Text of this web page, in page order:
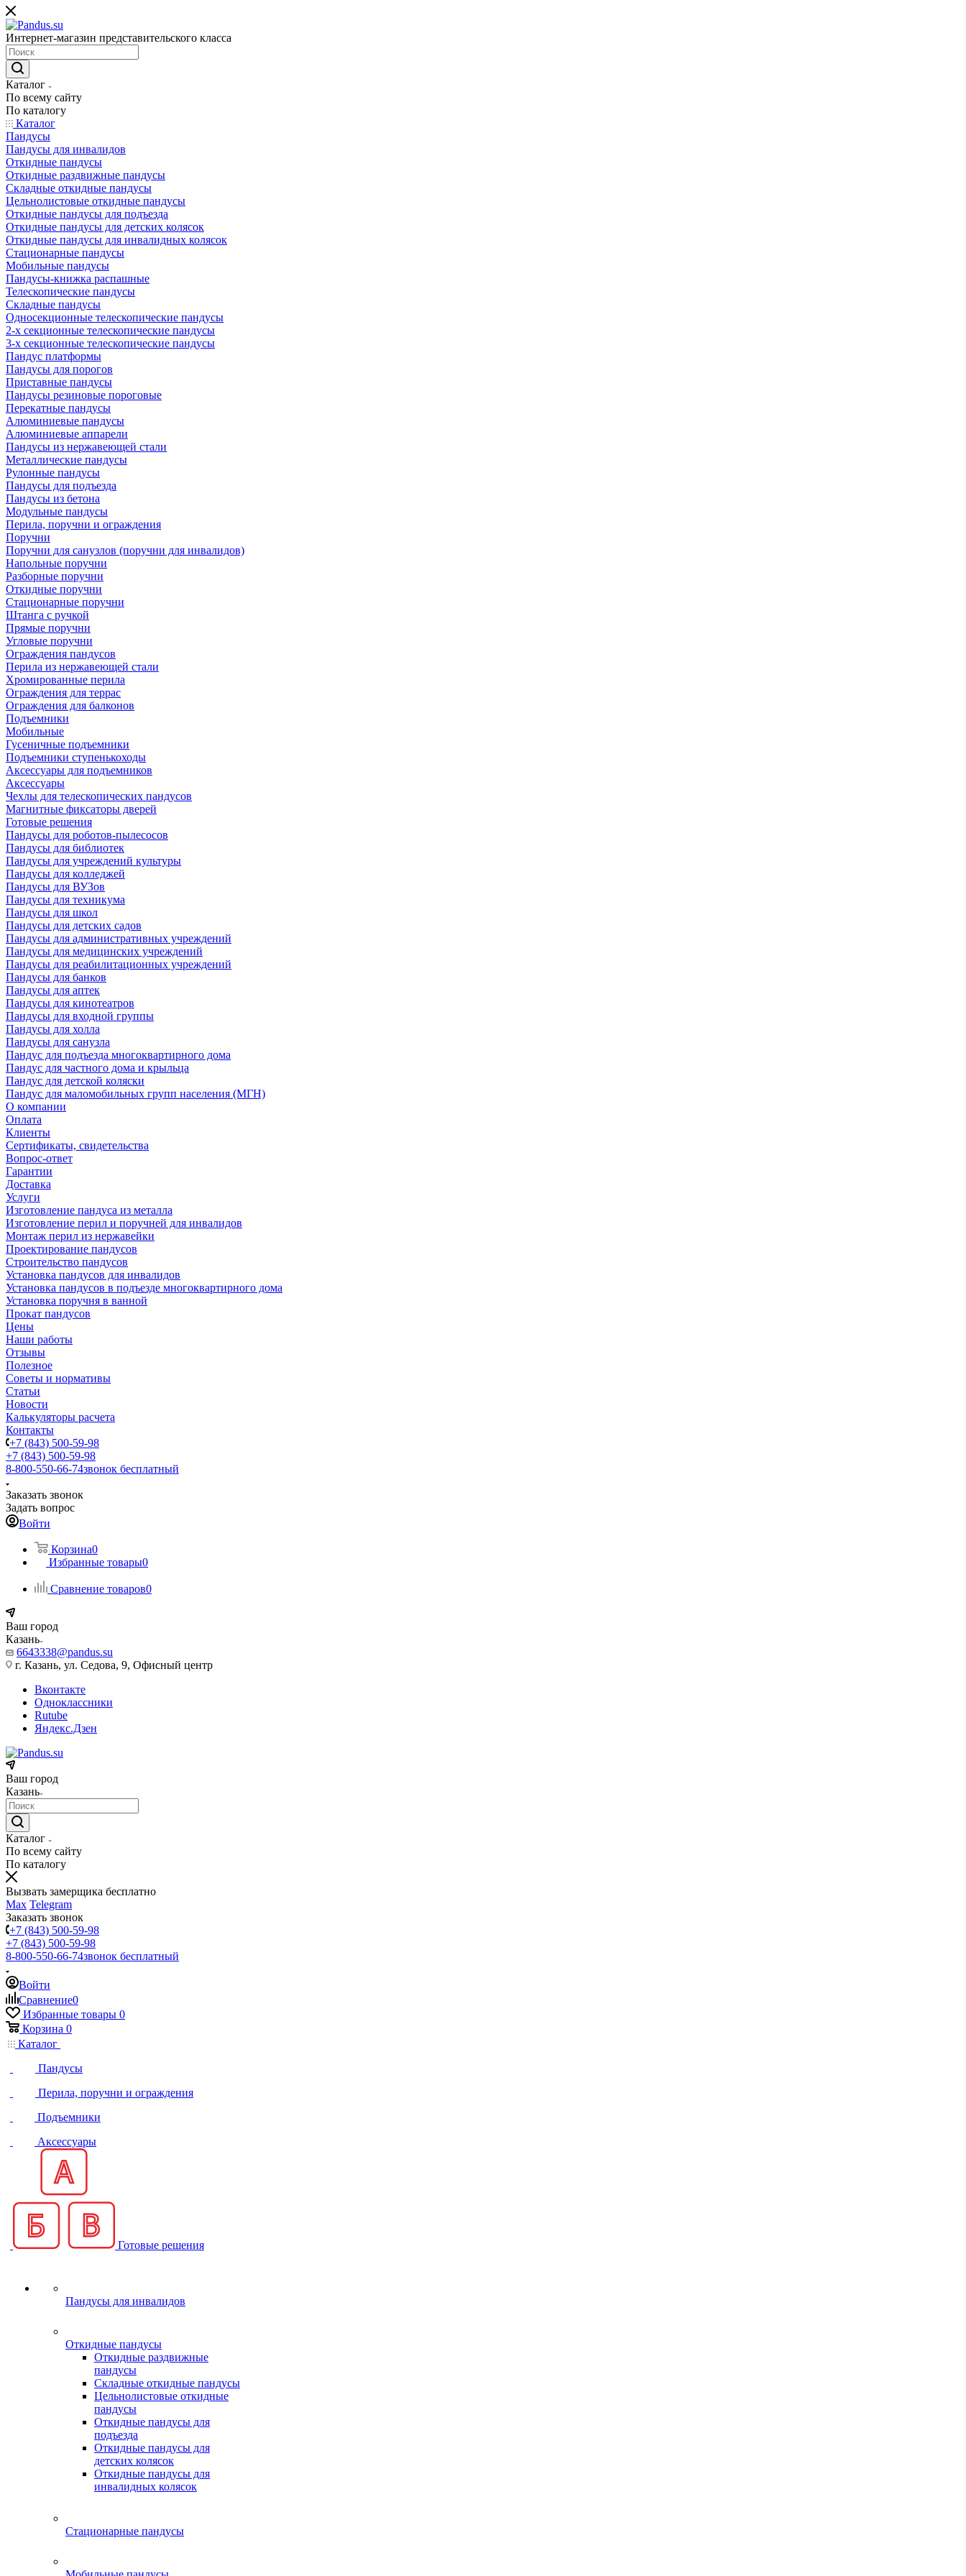
Интернет-магазин представительского класса
Каталог
По всему сайту
По каталогу
Каталог
Пандусы
Пандусы для инвалидов
Откидные пандусы
Откидные раздвижные пандусы
Складные откидные пандусы
Цельнолистовые откидные пандусы
Откидные пандусы для подъезда
Откидные пандусы для детских колясок
Откидные пандусы для инвалидных колясок
Стационарные пандусы
Мобильные пандусы
Пандусы-книжка распашные
Телескопические пандусы
Складные пандусы
Односекционные телескопические пандусы
2-х секционные телескопические пандусы
3-х секционные телескопические пандусы
Пандус платформы
Пандусы для порогов
Приставные пандусы
Пандусы резиновые пороговые
Перекатные пандусы
Алюминиевые пандусы
Алюминиевые аппарели
Пандусы из нержавеющей стали
Металлические пандусы
Рулонные пандусы
Пандусы для подъезда
Пандусы из бетона
Модульные пандусы
Перила, поручни и ограждения
Поручни
Поручни для санузлов (поручни для инвалидов)
Напольные поручни
Разборные поручни
Откидные поручни
Стационарные поручни
Штанга с ручкой
Прямые поручни
Угловые поручни
Ограждения пандусов
Перила из нержавеющей стали
Хромированные перила
Ограждения для террас
Ограждения для балконов
Подъемники
Мобильные
Гусеничные подъемники
Подъемники ступенькоходы
Аксессуары для подъемников
Аксессуары
Чехлы для телескопических пандусов
Магнитные фиксаторы дверей
Готовые решения
Пандусы для роботов-пылесосов
Пандусы для библиотек
Пандусы для учреждений культуры
Пандусы для колледжей
Пандусы для ВУЗов
Пандусы для техникума
Пандусы для школ
Пандусы для детских садов
Пандусы для административных учреждений
Пандусы для медицинских учреждений
Пандусы для реабилитационных учреждений
Пандусы для банков
Пандусы для аптек
Пандусы для кинотеатров
Пандусы для входной группы
Пандусы для холла
Пандусы для санузла
Пандус для подъезда многоквартирного дома
Пандус для частного дома и крыльца
Пандус для детской коляски
Пандус для маломобильных групп населения (МГН)
О компании
Оплата
Клиенты
Сертификаты, свидетельства
Вопрос-ответ
Гарантии
Доставка
Услуги
Изготовление пандуса из металла
Изготовление перил и поручней для инвалидов
Монтаж перил из нержавейки
Проектирование пандусов
Строительство пандусов
Установка пандусов для инвалидов
Установка пандусов в подъезде многоквартирного дома
Установка поручня в ванной
Прокат пандусов
Цены
Наши работы
Отзывы
Полезное
Советы и нормативы
Статьи
Новости
Калькуляторы расчета
Контакты
+7 (843) 500-59-98
+7 (843) 500-59-98
8-800-550-66-74звонок бесплатный
Заказать звонок
Задать вопрос
Войти
Корзина0
Избранные товары0
Сравнение товаров0
Ваш город
Казань
6643338@pandus.su
г. Казань, ул. Седова, 9, Офисный центр
Вконтакте
Одноклассники
Rutube
Яндекс.Дзен
Ваш город
Казань
Каталог
По всему сайту
По каталогу
Вызвать замерщика бесплатно
Max Telegram
Заказать звонок
+7 (843) 500-59-98
+7 (843) 500-59-98
8-800-550-66-74звонок бесплатный
Войти
Сравнение0
Избранные товары 0
Корзина 0
Каталог
Пандусы
Перила, поручни и ограждения
Подъемники
Аксессуары
Готовые решения
Пандусы для инвалидов
Откидные пандусы
Откидные раздвижные
пандусы
Складные откидные пандусы
Цельнолистовые откидные
пандусы
Откидные пандусы для
подъезда
Откидные пандусы для
детских колясок
Откидные пандусы для
инвалидных колясок
Стационарные пандусы